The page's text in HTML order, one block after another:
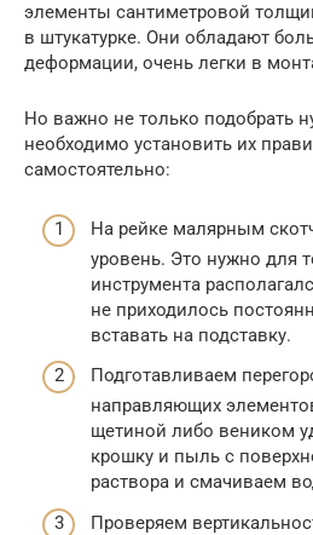
элементы сантиметровой
в штукатурке. Они обладают
деформации, очень легки в
Но важно не только подобрать
необходимо установить их
самостоятельно:
На рейке малярным
уровень. Это нужно для
инструмента
не приходилось
вставать на подставку.
Подготавливаем
направляющих
щетиной либо веником
крошку и пыль с
раствора и смачиваем
Проверяем